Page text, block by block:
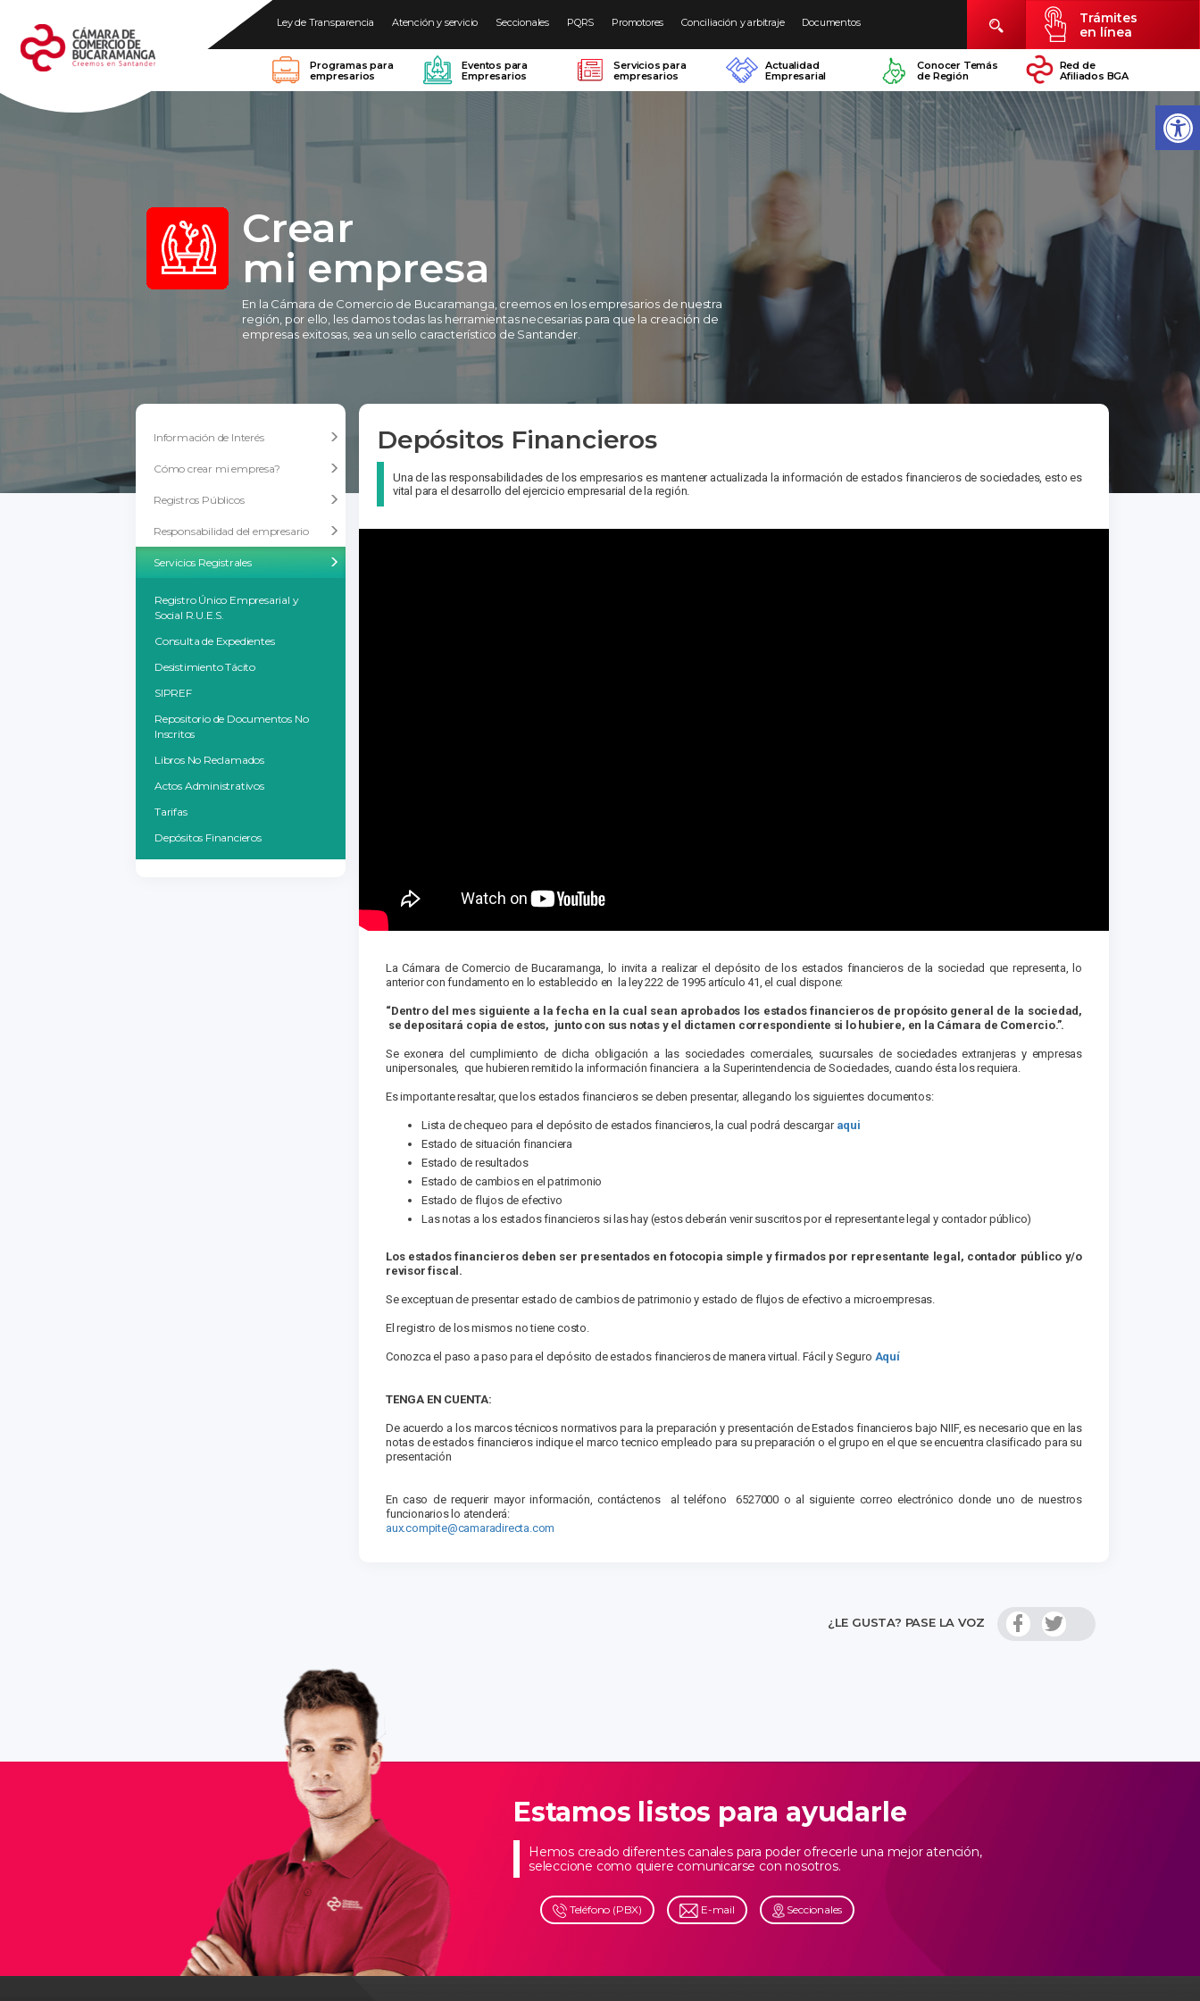
Ley de Transparencia Atención y servicio Seccionales PQRS Promotores Conciliación y arbitraje Documentos
Trámites
en línea
Programas para
empresarios
Eventos para
Empresarios
Servicios para
empresarios
Actualidad
Empresarial
Conocer Temás
de Región
Red de
Afiliados BGA
Crear
mi empresa
En la Cámara de Comercio de Bucaramanga, creemos en los empresarios de nuestra
región, por ello, les damos todas las herramientas necesarias para que la creación de
empresas exitosas, sea un sello característico de Santander.
Información de Interés
Cómo crear mi empresa?
Registros Públicos
Responsabilidad del empresario
Servicios Registrales
Registro Único Empresarial y
Social R.U.E.S.
Consulta de Expedientes
Desistimiento Tácito
SIPREF
Repositorio de Documentos No
Inscritos
Libros No Reclamados
Actos Administrativos
Tarifas
Depósitos Financieros
Depósitos Financieros
Una de las responsabilidades de los empresarios es mantener actualizada la información de estados financieros de sociedades, esto es
vital para el desarrollo del ejercicio empresarial de la región.
La Cámara de Comercio de Bucaramanga, lo invita a realizar el depósito de los estados financieros de la sociedad que representa, lo
anterior con fundamento en lo establecido en la ley 222 de 1995 artículo 41, el cual dispone:
“Dentro del mes siguiente a la fecha en la cual sean aprobados los estados financieros de propósito general de la sociedad,
se depositará copia de estos, junto con sus notas y el dictamen correspondiente si lo hubiere, en la Cámara de Comercio.”.
Se exonera del cumplimiento de dicha obligación a las sociedades comerciales, sucursales de sociedades extranjeras y empresas
unipersonales, que hubieren remitido la información financiera a la Superintendencia de Sociedades, cuando ésta los requiera.
Es importante resaltar, que los estados financieros se deben presentar, allegando los siguientes documentos:
Lista de chequeo para el depósito de estados financieros, la cual podrá descargar aqui
Estado de situación financiera
Estado de resultados
Estado de cambios en el patrimonio
Estado de flujos de efectivo
Las notas a los estados financieros si las hay (estos deberán venir suscritos por el representante legal y contador público)
Los estados financieros deben ser presentados en fotocopia simple y firmados por representante legal, contador público y/o
revisor fiscal.
Se exceptuan de presentar estado de cambios de patrimonio y estado de flujos de efectivo a microempresas.
El registro de los mismos no tiene costo.
Conozca el paso a paso para el depósito de estados financieros de manera virtual. Fácil y Seguro Aquí
TENGA EN CUENTA:
De acuerdo a los marcos técnicos normativos para la preparación y presentación de Estados financieros bajo NIIF, es necesario que en las
notas de estados financieros indique el marco tecnico empleado para su preparación o el grupo en el que se encuentra clasificado para su
presentación
En caso de requerir mayor información, contáctenos al teléfono 6527000 o al siguiente correo electrónico donde uno de nuestros
funcionarios lo atenderá:
aux.compite@camaradirecta.com
¿LE GUSTA? PASE LA VOZ
Estamos listos para ayudarle
Hemos creado diferentes canales para poder ofrecerle una mejor atención,
seleccione como quiere comunicarse con nosotros.
Teléfono (PBX) E-mail Seccionales